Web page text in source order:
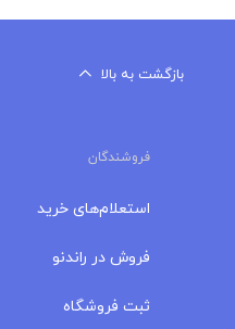
بازگشت به بالا
فروشندگان
استعلام‌های خرید
فروش در راندنو
ثبت فروشگاه